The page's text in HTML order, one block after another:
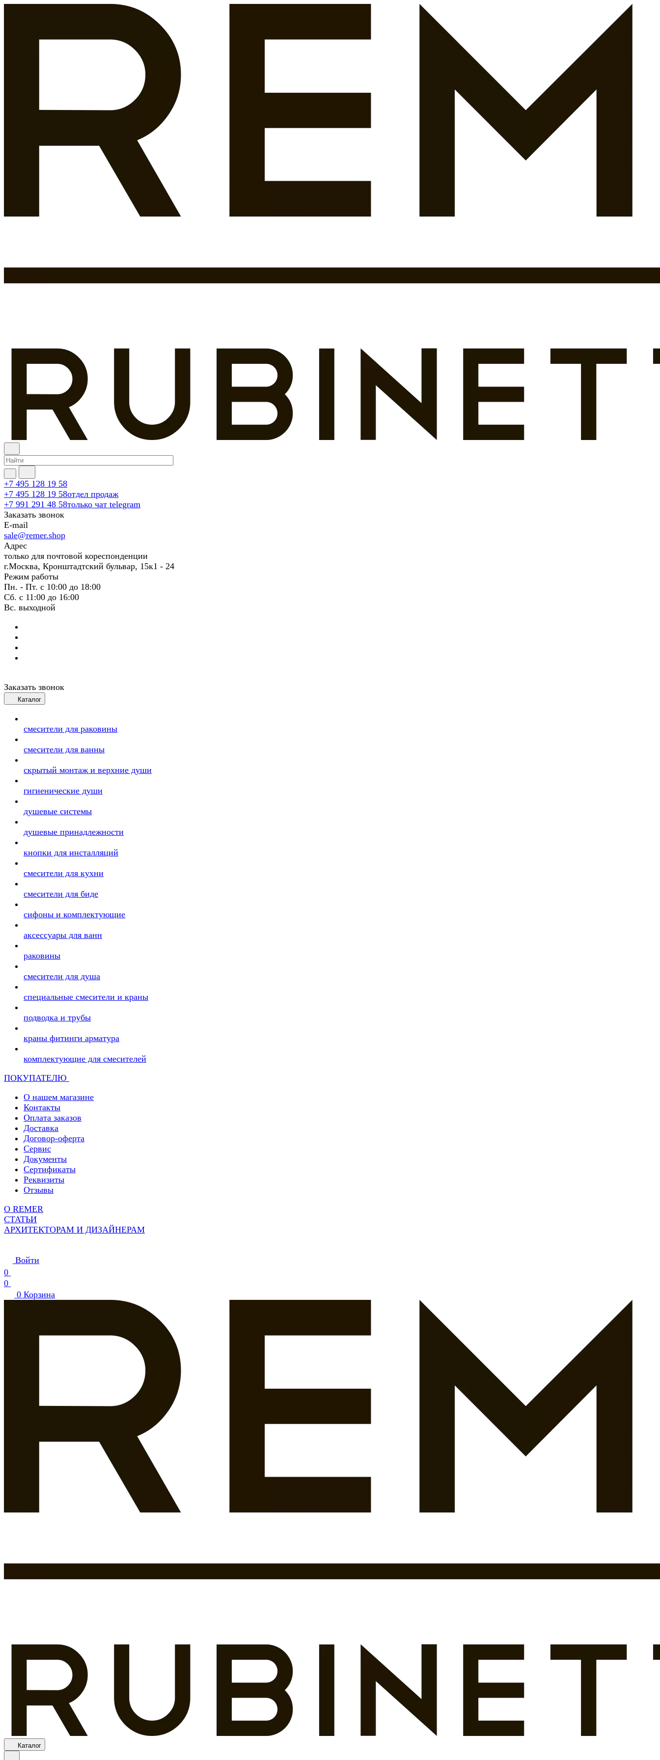
+7 495 128 19 58
+7 495 128 19 58отдел продаж
+7 991 291 48 58только чат telegram
Заказать звонок
E-mail
sale@remer.shop
Адрес
только для почтовой кореспонденции
г.Москва, Кронштадтский бульвар, 15к1 - 24
Режим работы
Пн. - Пт. с 10:00 до 18:00
Сб. с 11:00 до 16:00
Вс. выходной
Заказать звонок
Каталог
смесители для раковины
смесители для ванны
скрытый монтаж и верхние души
гигиенические души
душевые системы
душевые принадлежности
кнопки для инсталляций
смесители для кухни
смесители для биде
сифоны и комплектующие
аксессуары для ванн
раковины
смесители для душа
специальные смесители и краны
подводка и трубы
краны фитинги арматура
комплектующие для смесителей
ПОКУПАТЕЛЮ
О нашем магазине
Контакты
Оплата заказов
Доставка
Договор-оферта
Сервис
Документы
Сертификаты
Реквизиты
Отзывы
О REMER
СТАТЬИ
АРХИТЕКТОРАМ И ДИЗАЙНЕРАМ
Войти
0
0
0 Корзина
Каталог